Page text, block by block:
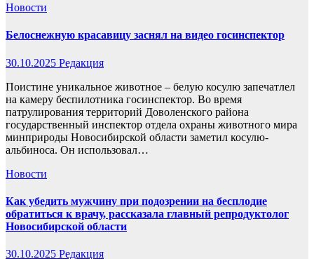
Новости
Белоснежную красавицу заснял на видео госинспектор
30.10.2025 Редакция
Поистине уникальное животное – белую косулю запечатлел
на камеру беспилотника госинспектор. Во время
патрулирования территорий Доволенского района
государственный инспектор отдела охраны животного мира
минприроды Новосибирской области заметил косулю-
альбиноса. Он использовал…
Новости
Как убедить мужчину при подозрении на бесплодие
обратиться к врачу, рассказала главный репродуктолог
Новосибирской области
30.10.2025 Редакция